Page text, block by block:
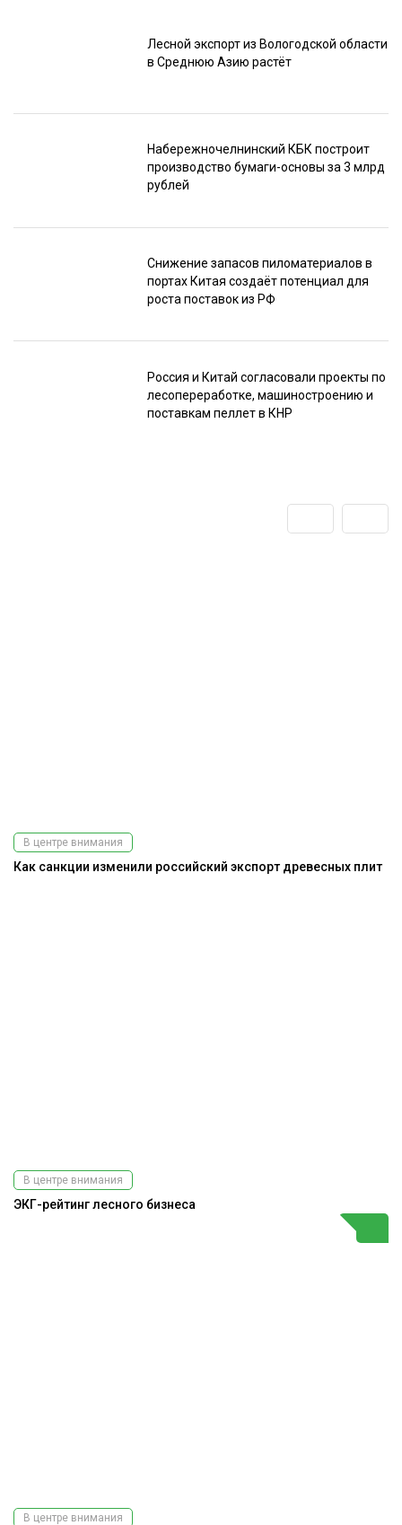
Лесной экспорт из Вологодской области
в Среднюю Азию растёт
Набережночелнинский КБК построит
производство бумаги-основы за 3 млрд
рублей
Снижение запасов пиломатериалов в
портах Китая создаёт потенциал для
роста поставок из РФ
Россия и Китай согласовали проекты по
лесопереработке, машиностроению и
поставкам пеллет в КНР
В центре внимания
Как санкции изменили российский экспорт древесных плит
В центре внимания
ЭКГ-рейтинг лесного бизнеса
В центре внимания